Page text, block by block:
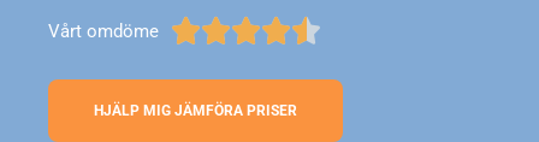
Vårt omdöme 
HJÄLP MIG JÄMFÖRA PRISER